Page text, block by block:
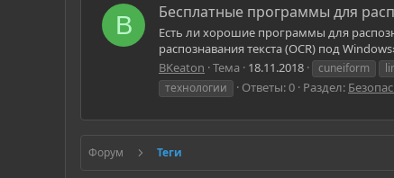
B Бесплатные программы для
Есть ли хорошие программы для
распознавания текста (OCR) под
BKeaton Тема 18.11.2018 cuneiform
технологии
Ответы: 0 Раздел:
Форум Теги